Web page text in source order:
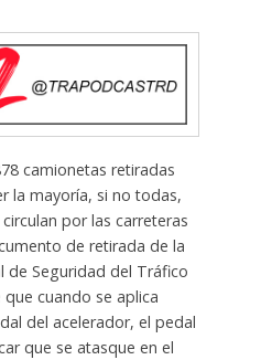
camionetas retiradas
la mayoría, si no todas,
por las carreteras
de retirada de la
de Seguridad del Tráfico
cuando se aplica
del acelerador, el pedal
que se atasque en el